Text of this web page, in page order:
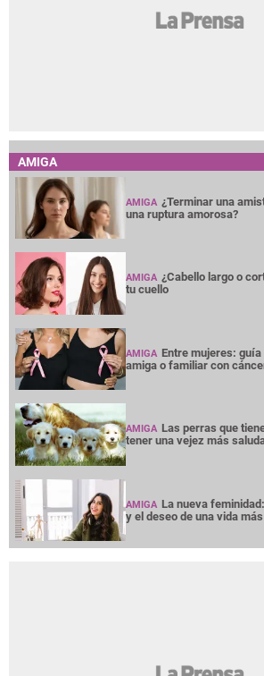
AMIGA
AMIGA ¿Terminar una
una ruptura amorosa?
AMIGA ¿Cabello largo o
tu cuello
AMIGA Entre mujeres:
amiga o familiar con
AMIGA Las perras que
tener una vejez más
AMIGA La nueva
y el deseo de una vida